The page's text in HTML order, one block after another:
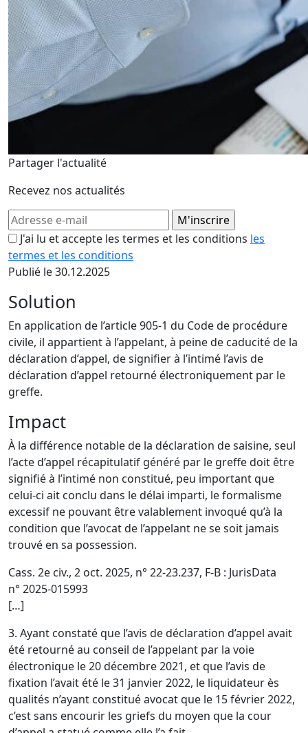
Publié le 30.12.2025
Solution
En application de l’article 905-1 du Code de procédure
civile, il appartient à l’appelant, à peine de caducité de la
déclaration d’appel, de signifier à l’intimé l’avis de
déclaration d’appel retourné électroniquement par le
greffe.
Impact
À la différence notable de la déclaration de saisine, seul
l’acte d’appel récapitulatif généré par le greffe doit être
signifié à l’intimé non constitué, peu important que
celui-ci ait conclu dans le délai imparti, le formalisme
excessif ne pouvant être valablement invoqué qu’à la
condition que l’avocat de l’appelant ne se soit jamais
trouvé en sa possession.
Cass. 2e civ., 2 oct. 2025, n° 22-23.237, F-B : JurisData
n° 2025-015993
[…]
3. Ayant constaté que l’avis de déclaration d’appel avait
été retourné au conseil de l’appelant par la voie
électronique le 20 décembre 2021, et que l’avis de
fixation l’avait été le 31 janvier 2022, le liquidateur ès
qualités n’ayant constitué avocat que le 15 février 2022,
c’est sans encourir les griefs du moyen que la cour
Partager l'actualité
Recevez nos actualités
J'ai lu et accepte les termes et les conditions les
termes et les conditions